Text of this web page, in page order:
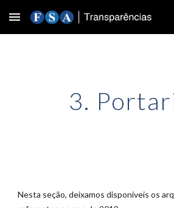
Skip to main content
3.
Nesta seção, deixamos disponíveis os